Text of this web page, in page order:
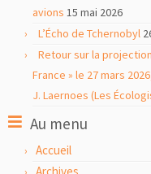
avions 15 mai 2026
L’Écho de Tchernobyl
Retour sur la
France » le 27 mars
J. Laernoes (Les
Au menu
Accueil
Archives